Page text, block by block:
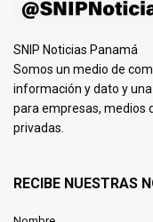
SNIP Noticias Panamá
Somos un medio de
información y dato y
para empresas, medios
privadas.
RECIBE NUESTRAS